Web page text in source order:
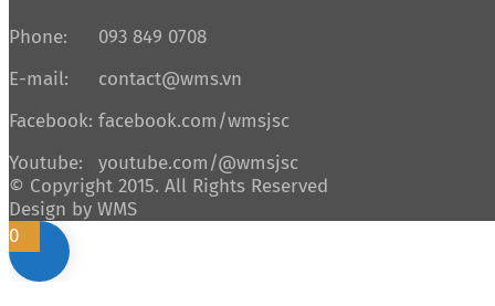
Phone:
093 849 0708
E-mail:
contact@wms.vn
Facebook: facebook.com/wmsjsc
Youtube:
youtube.com/@wmsjsc
© Copyright 2015. All Rights Reserved
Design by WMS
0